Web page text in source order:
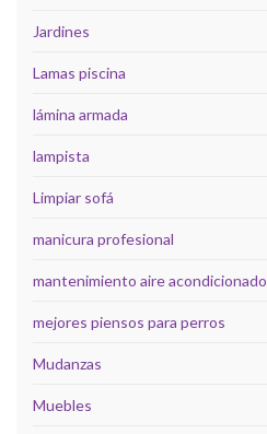
Jardines
Lamas piscina
lámina armada
lampista
Limpiar sofá
manicura profesional
mantenimiento aire acondicionado
mejores piensos para perros
Mudanzas
Muebles